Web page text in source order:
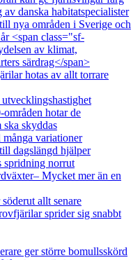
danska habitatspecialister
nya områden i Sverige och
<span class="sf-
av klimat,
särdrag</span>
hotas av allt torrare
hotar de
skyddas
variationer
dagslängd hjälper
spridning norrut
Mycket mer än en
allt senare
sprider sig snabbt
ger större bomullsskörd